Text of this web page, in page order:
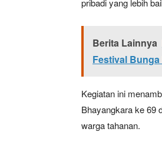
Berita Lainnya
Festival
Kegiatan ini
Bhayangkara ke 69
warga tahanan.